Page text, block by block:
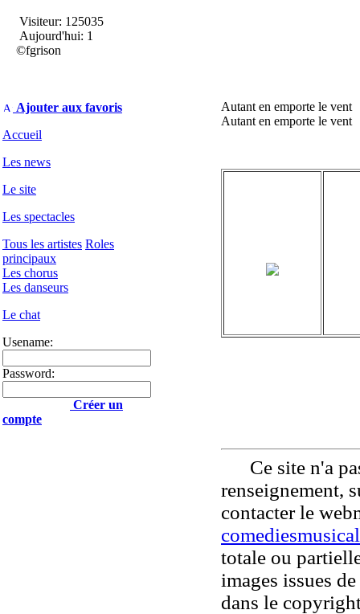
Visiteur: 125035
Aujourd'hui: 1
©fgrison
Ajouter aux favoris
Accueil
Les news
Le site
Les spectacles
Tous les artistes Roles
principaux
Les chorus
Les danseurs
Le chat
Usename:
Password:
Créer un
compte
Autant en emporte le vent
Autant en emporte le vent
Ce site n'a
renseignement,
contacter le
totale ou
images issues
dans le